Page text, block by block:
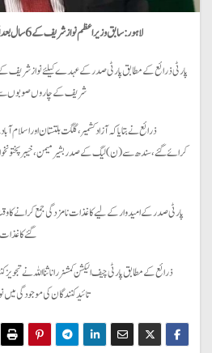
لاہور: سابق وزیراعظم نواز شریف کے 6 سال بعد ایک بار پھر پارٹی صدر بننے کی راہ ہموار ہوگئی۔
شریف کے چاروں صوبوں سے
ذرائع نے بتایا کہ آزاد کشمیر، گلگت بلتستان اور
کرائےگئے، سندھ سے (ن) لیگ کے صدر بشیر میمن، خیبرپختونخوا
گئے کاغذات
ذرائع کے مطابق پارٹی چیف الیکشن کمشنر رانا ثنا اللہ نےتجویز
تائیدکنندگان کی موجودگی